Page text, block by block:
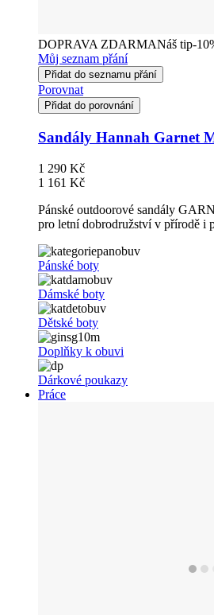
DOPRAVA ZDARMANáš tip-
Můj seznam přání
Přidat do seznamu přání
Porovnat
Přidat do porovnání
Sandály Hannah Garnet
1 290 Kč
1 161 Kč
Pánské outdoorové sandály
pro letní dobrodružství v přírodě i
Pánské boty
Dámské boty
Dětské boty
Doplňky k obuvi
Dárkové poukazy
Práce